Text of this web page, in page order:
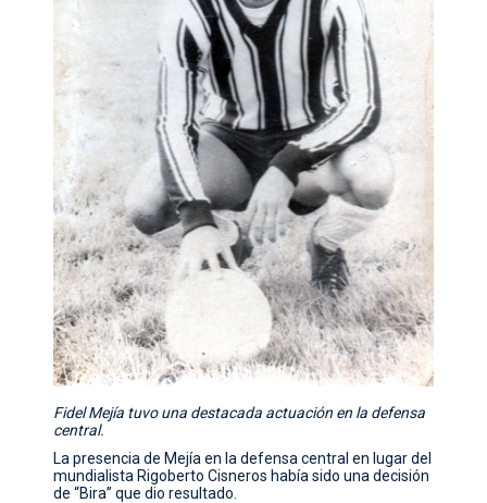
Fidel Mejía tuvo una destacada actuación en la defensa
central.
La presencia de Mejía en la defensa central en lugar del
mundialista Rigoberto Cisneros había sido una decisión
de “Bira” que dio resultado.